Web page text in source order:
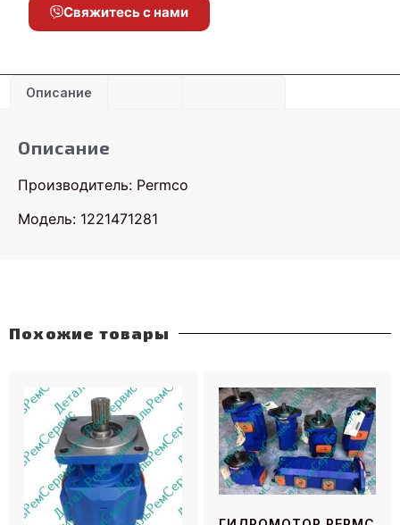
Свяжитесь с нами
Описание
Описание
Производитель: Permco
Модель: 1221471281
Похожие товары